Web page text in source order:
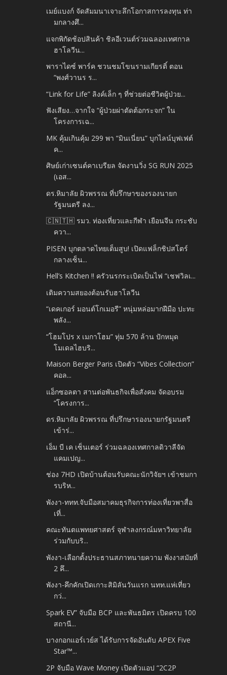
เมย์แบงก์ จัดสัมมนาเจาะลึกโอกาสการลงทุน ท่า
มกลางศึ...
แจกพิกัดช้อปสินค้า ชิลอีเวนต์ร่วมฉลองเทศกาล
ฮาโลวีน...
พาราไดซ์ พาร์ค ชวนชมโขนรามเกียรติ์ ตอน
“พงศ์วานร ร...
“Link for Life” ลิงค์เล็ก ๆ ที่ช่วยต่อชีวิตผู้ป่วย...
ฟังเสียง…จากใจ “ผู้ป่วยผ่าตัดต้อกระจก” ใน
โครงการเฉ...
MK คุ้มเกินคุ้ม 299 พา “มินเนี่ยน” บุกไลน์บุฟเฟต์
ค...
ศิษย์เก่าเซนต์คาเบรียล จัดงานวิ่ง SG RUN 2025
(เอส...
ดร.หิมาลัย ผิวพรรณ ที่ปรึกษาของรองนายก
รัฐมนตรี ลง...
🇨🇳🇹🇭 รมว. ท่องเที่ยวและกีฬา เยือนจีน กระชับ
ควา...
PISEN บุกตลาดไทยเต็มสูบ! เปิดแฟล็กชิปสโตร์
กลางเซ็น...
Hell’s Kitchen !! ครัวนรกระเบิดเป็นไฟ “เชฟวิลเ...
เติมความสยองต้อนรับฮาโลวีน
“เดคเกอร์ มอนต์โกเมอรี” หนุ่มหล่อมากฝีมือ ปะทะ
พลัง...
“โฮมโปร x เมกาโฮม” ทุ่ม 570 ล้าน ปักหมุด
โมเดลไฮบริ...
Maison Berger Paris เปิดตัว “Vibes Collection”
คอล...
แอ็กซอลตา สานต่อพันธกิจเพื่อสังคม จัดอบรม
“โครงการ...
ดร.หิมาลัย ผิวพรรณ ที่ปรึกษารองนายกรัฐมนตรี
เข้าร่...
เอ็ม บี เค เซ็นเตอร์ ร่วมฉลองเทศกาลดิวาลีจัด
แคมเปญ...
ช่อง 7HD เปิดบ้านต้อนรับคณะนักวิจัยฯ เข้าชมกา
รบริห...
พังงา-ททท.จับมือสมาคมธุรกิจการท่องเที่ยวพาสื่อ
เที่...
คณะทันตแพทยศาสตร์ จุฬาลงกรณ์มหาวิทยาลัย
ร่วมกับบริ...
พังงา-เลือกตั้งประธานสภาทนายความ พังงาสมัยที่
2 คึ...
พังงา-คึกคักเปิดเกาะสิมิลันวันแรก นทท.แห่เที่ยว
กว่...
Spark EV” จับมือ BCP และพันธมิตร เปิดครบ 100
สถานี...
บางกอกแอร์เวย์ส ได้รับการจัดอันดับ APEX Five
Star™...
2P จับมือ Wave Money เปิดตัวแอป “2C2P